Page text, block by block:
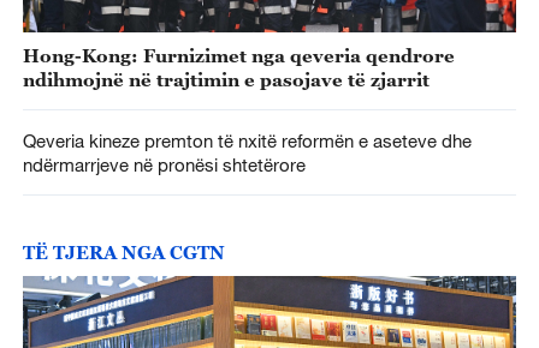
Hong-Kong: Furnizimet nga qeveria qendrore
ndihmojnë në trajtimin e pasojave të zjarrit
Qeveria kineze premton të nxitë reformën e aseteve dhe
ndërmarrjeve në pronësi shtetërore
TË TJERA NGA CGTN